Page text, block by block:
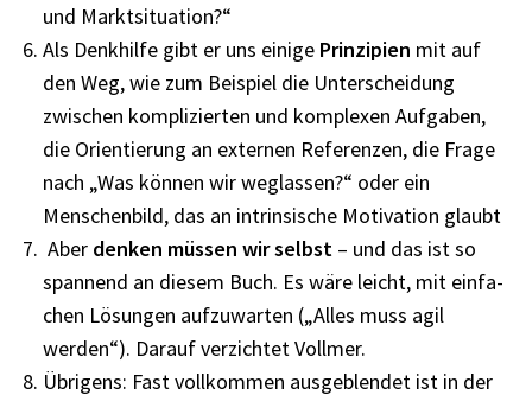
und Markt­si­tua­tion?“
Als Denk­hilfe gibt er uns einige Prin­zi­pien mit auf
den Weg, wie zum Beispiel die Unter­schei­dung
zwischen kompli­zier­ten und komple­xen Aufga­ben,
die Orien­tie­rung an exter­nen Refe­ren­zen, die Frage
nach „Was können wir weglas­sen?“ oder ein
Menschen­bild, das an intrin­si­sche Moti­va­tion glaubt
Aber denken müssen wir selbst – und das ist so
span­nend an diesem Buch. Es wäre leicht, mit einfa­
chen Lösun­gen aufzu­war­ten („Alles muss agil
werden“). Darauf verzich­tet Voll­mer.
Übri­gens: Fast voll­kom­men ausge­blen­det ist in der